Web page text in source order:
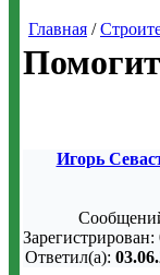
Главная /
Игорь
Зарегистрирован:
Ответил(а):